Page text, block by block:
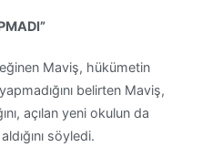
Maviş, hükümetin
belirten Maviş,
açılan yeni okulun da
söyledi.